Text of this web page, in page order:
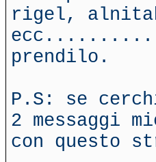
rigel,
prendilo.
P.S: se
2 messaggi
con questo